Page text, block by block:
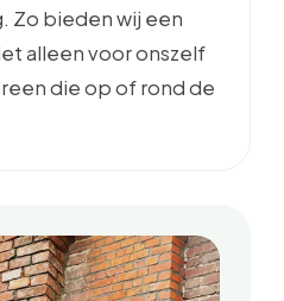
Zo bieden wij een
alleen voor onszelf
die op of rond de